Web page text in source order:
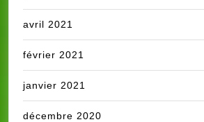
avril 2021
février 2021
janvier 2021
décembre 2020